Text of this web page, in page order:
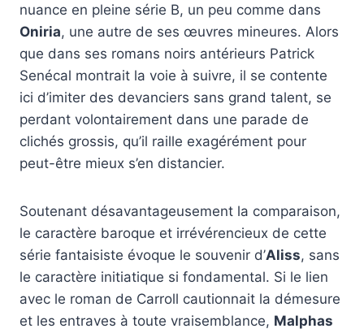
nuance en pleine série B, un peu comme dans
Oniria, une autre de ses œuvres mineures. Alors
que dans ses romans noirs antérieurs Patrick
Senécal montrait la voie à suivre, il se contente
ici d’imiter des devanciers sans grand talent, se
perdant volontairement dans une parade de
clichés grossis, qu’il raille exagérément pour
peut-être mieux s’en distancier.
Soutenant désavantageusement la comparaison,
le caractère baroque et irrévérencieux de cette
série fantaisiste évoque le souvenir d’Aliss, sans
le caractère initiatique si fondamental. Si le lien
avec le roman de Carroll cautionnait la démesure
et les entraves à toute vraisemblance, Malphas